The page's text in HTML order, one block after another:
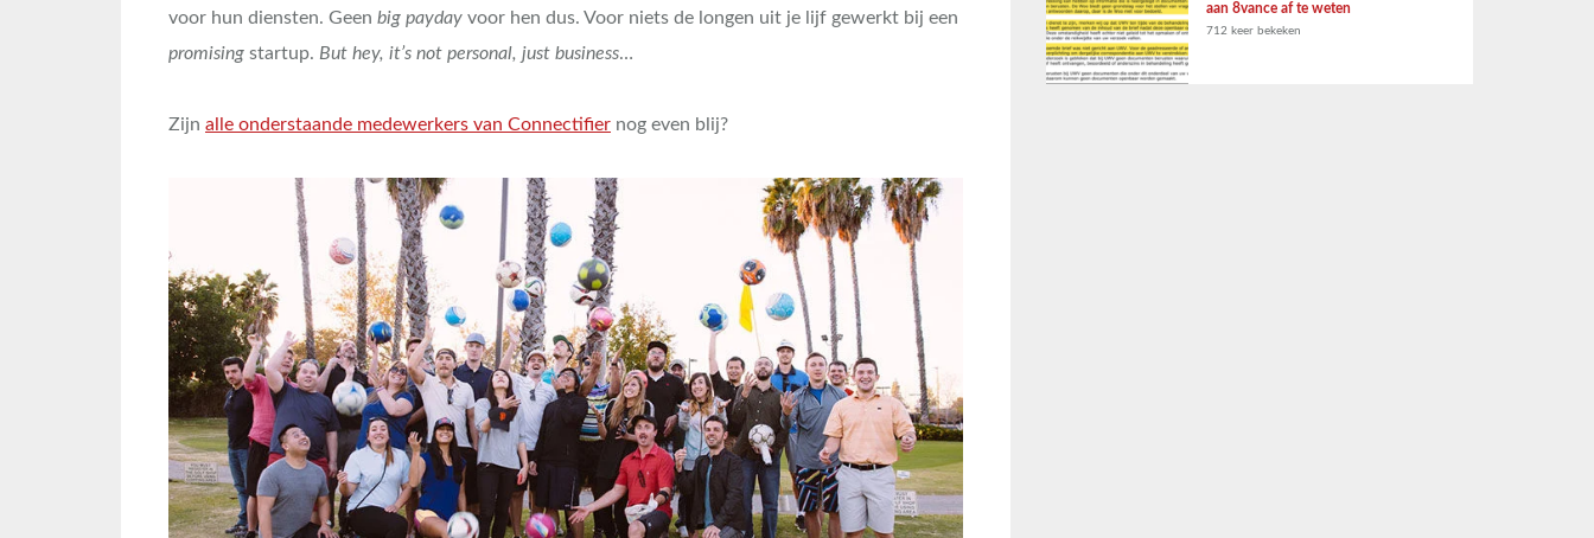
voor hun diensten. Geen big payday voor hen dus. Voor niets de longen uit je lijf gewerkt bij een
promising startup. But hey, it’s not personal, just business…
Zijn alle onderstaande medewerkers van Connectifier nog even blij?
aan 8vance af te weten
712 keer bekeken